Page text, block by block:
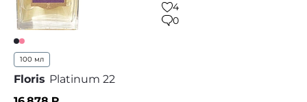
4
0
100 мл
Floris Platinum 22